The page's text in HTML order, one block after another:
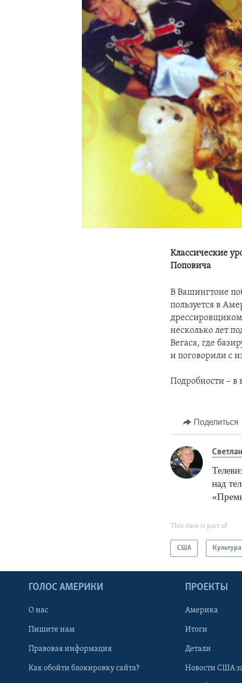
Классические
Поповича
В Вашингтоне
пользуется в
несколько лет
Вегаса, где
и поговорили с
Подробности – в
Поделиться
над
This item is part of
США Культура
ГОЛОС АМЕРИКИ
О нас
Пишите нам
Правовая информация
Как обойти блокировку сайта?
ПРОЕКТЫ
Америка
Итоги
Детали
Новости США